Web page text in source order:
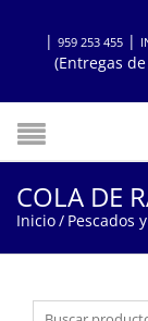
| 959 253 455|
(Entregas
COLA DE
Inicio/ Pescados
Buscar por: